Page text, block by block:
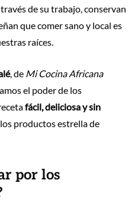
de su trabajo, conservan
que comer sano y local es
raíces.
, de Mi Cocina Africana
el poder de los
fácil, deliciosa y sin
productos estrella de
por los